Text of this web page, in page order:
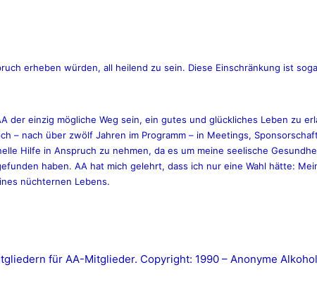
erheben würden, all heilend zu sein. Diese Einschränkung ist
der einzig mögliche Weg sein, ein gutes und glückliches Leben zu
– nach über zwölf Jahren im Programm – in Meetings,
Hilfe in Anspruch zu nehmen, da es um meine seelische
haben. AA hat mich gelehrt, dass ich nur eine Wahl hätte:
nüchternen Lebens.
für AA-Mitglieder. Copyright: 1990 – Anonyme